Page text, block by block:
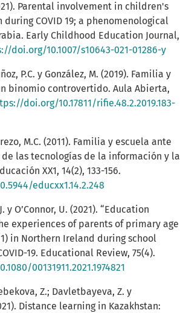
Parental involvement in children's
COVID 19; a phenomenological
Early Childhood Education Journal,
doi.org/10.1007/s10643-021-01286-y
P.C. y González, M. (2019). Familia y
binomio controvertido. Aula Abierta,
doi.org/10.17811/rifie.48.2.2019.183-
M.C. (2011). Familia y escuela ante
las tecnologías de la información y la
XX1, 14(2), 133-156.
educxx1.14.2.248
y O’Connor, U. (2021). “Education
experiences of parents of primary age
in Northern Ireland during school
19. Educational Review, 75(4).
00131911.2021.1974821
Z.; Davletbayeva, Z. y
Distance learning in Kazakhstan: